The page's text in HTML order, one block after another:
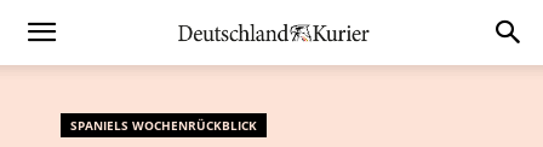
SPANIELS WOCHENRÜCKBLICK